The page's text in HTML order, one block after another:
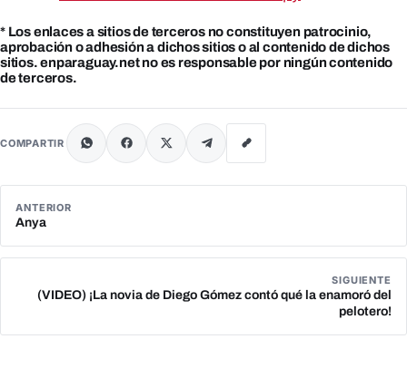
* Los enlaces a sitios de terceros no constituyen patrocinio,
aprobación o adhesión a dichos sitios o al contenido de dichos
sitios. enparaguay.net no es responsable por ningún contenido
de terceros.
COMPARTIR
ANTERIOR
Anya
SIGUIENTE
(VIDEO) ¡La novia de Diego Gómez contó qué la enamoró del
pelotero!